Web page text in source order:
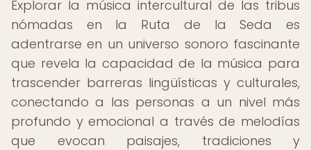
Explorar la música intercultural de las tribus
nómadas en la Ruta de la Seda es
adentrarse en un universo sonoro fascinante
que revela la capacidad de la música para
trascender barreras lingüísticas y culturales,
conectando a las personas a un nivel más
profundo y emocional a través de melodías
que evocan paisajes, tradiciones y